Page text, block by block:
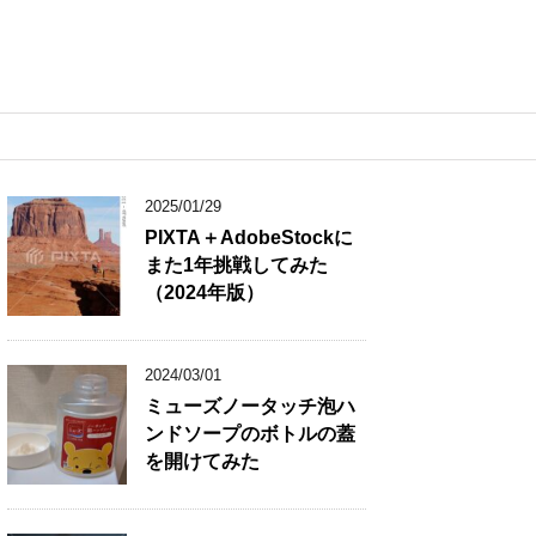
2025/01/29
PIXTA＋AdobeStockに
また1年挑戦してみた
（2024年版）
2024/03/01
ミューズノータッチ泡ハ
ンドソープのボトルの蓋
を開けてみた